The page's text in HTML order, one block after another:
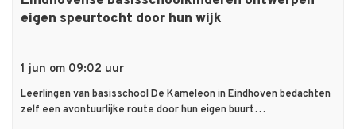
eigen speurtocht door hun wijk
1 jun om 09:02 uur
Leerlingen van basisschool De Kameleon in Eindhoven bedachten
zelf een avontuurlijke route door hun eigen buurt…